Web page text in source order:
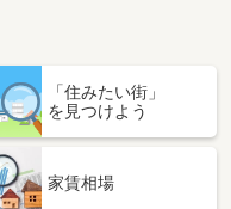
「住みたい街」
を見つけよう
家賃相場